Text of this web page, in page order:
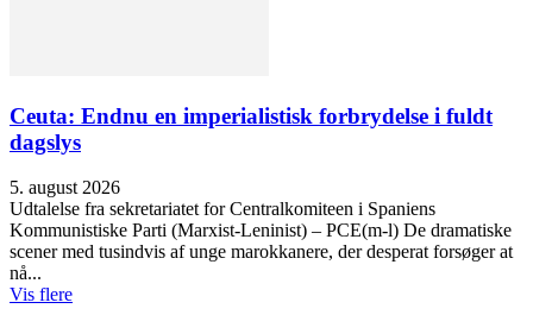
Ceuta: Endnu en imperialistisk forbrydelse i fuldt
dagslys
5. august 2026
Udtalelse fra sekretariatet for Centralkomiteen i Spaniens
Kommunistiske Parti (Marxist-Leninist) – PCE(m-l) De dramatiske
scener med tusindvis af unge marokkanere, der desperat forsøger at
nå...
Vis flere